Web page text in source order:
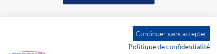
Continuer sans accepter
Politique de confidentialité